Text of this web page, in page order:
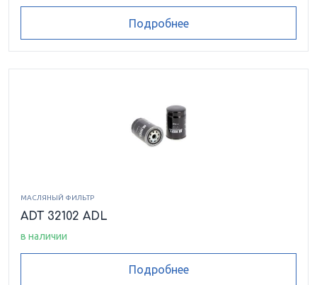
Подробнее
МАСЛЯНЫЙ ФИЛЬТР
ADT 32102 ADL
в наличии
Подробнее